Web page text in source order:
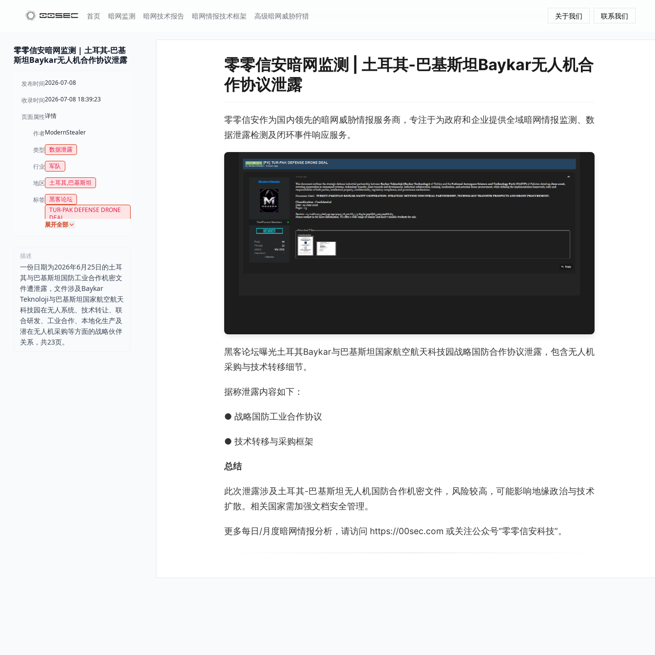
首页 暗网监测 暗网技术报告 暗网情报技术框架 高级暗网威胁狩猎 关于我们 联系我们
零零信安暗网监测 | 土耳其-巴基
斯坦Baykar无人机合作协议泄露
发布时间2026-07-08
收录时间2026-07-08 18:39:23
页面属性详情
作者ModernStealer
类型 数据泄露
行业 军队
地区 土耳其,巴基斯坦
标签 黑客论坛
TUR-PAK DEFENSE DRONE
DEAL
展开全部
描述
一份日期为2026年6月25日的土耳
其与巴基斯坦国防工业合作机密文
件遭泄露，文件涉及Baykar
Teknoloji与巴基斯坦国家航空航天
科技园在无人系统、技术转让、联
合研发、工业合作、本地化生产及
潜在无人机采购等方面的战略伙伴
关系，共23页。
零零信安暗网监测 | 土耳其-巴基斯坦Baykar无人机合
作协议泄露
零零信安作为国内领先的暗网威胁情报服务商，专注于为政府和企业提供全域暗网情报监测、数
据泄露检测及闭环事件响应服务。
黑客论坛曝光土耳其Baykar与巴基斯坦国家航空航天科技园战略国防合作协议泄露，包含无人机
采购与技术转移细节。
据称泄露内容如下：
● 战略国防工业合作协议
● 技术转移与采购框架
总结
此次泄露涉及土耳其-巴基斯坦无人机国防合作机密文件，风险较高，可能影响地缘政治与技术
扩散。相关国家需加强文档安全管理。
更多每日/月度暗网情报分析，请访问 https://00sec.com 或关注公众号“零零信安科技”。